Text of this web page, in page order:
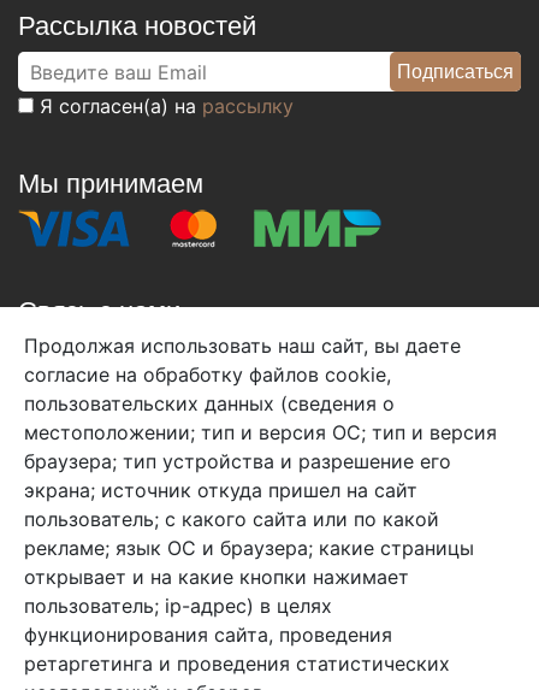
Рассылка новостей
Я согласен(а) на рассылку
Мы принимаем
Связь с нами
+7 (495) 933-38-08
info@arben-textile.ru- оптовые продажи
Арбен текстиль г. Щелково, пер.
1-й Советский д.25, владение 2.
Мы в соц. сетях
Продолжая использовать наш сайт, вы даете
согласие на обработку файлов cookie,
пользовательских данных (сведения о
местоположении; тип и версия ОС; тип и версия
браузера; тип устройства и разрешение его
экрана; источник откуда пришел на сайт
пользователь; с какого сайта или по какой
рекламе; язык ОС и браузера; какие страницы
открывает и на какие кнопки нажимает
пользователь; ip-адрес) в целях
функционирования сайта, проведения
ретаргетинга и проведения статистических